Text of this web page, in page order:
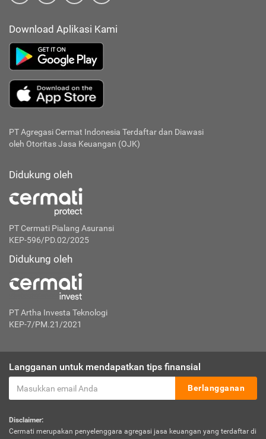
Download Aplikasi Kami
PT Agregasi Cermat Indonesia Terdaftar dan Diawasi
oleh Otoritas Jasa Keuangan (OJK)
Didukung oleh
PT Cermati Pialang Asuransi
KEP-596/PD.02/2025
Didukung oleh
PT Artha Investa Teknologi
KEP-7/PM.21/2021
Langganan untuk mendapatkan tips finansial
Berlangganan
Disclaimer:
Cermati merupakan penyelenggara agregasi jasa keuangan yang terdaftar di